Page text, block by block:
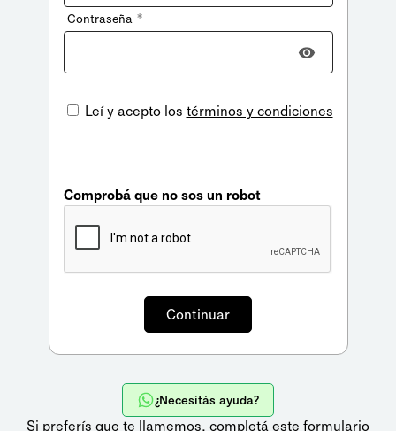
+598
Contraseña *
Leí y acepto los términos y condiciones
Comprobá que no sos un robot
¿Necesitás ayuda?
Si preferís que te llamemos, completá este formulario